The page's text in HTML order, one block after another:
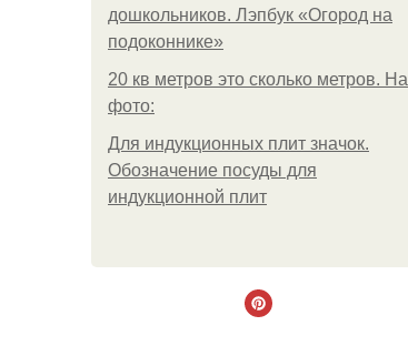
дошкольников. Лэпбук «Огород на
подоконнике»
20 кв метров это сколько метров. На
фото:
Для индукционных плит значок.
Обозначение посуды для
индукционной плит